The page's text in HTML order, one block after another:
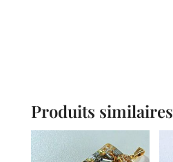
Produits similaires